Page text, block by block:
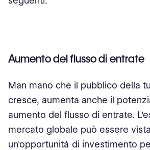
Aumento del flusso di entrate
Man mano che il pubblico della
cresce, aumenta anche il
aumento del flusso di entrate.
mercato globale può essere
un'opportunità di investimento